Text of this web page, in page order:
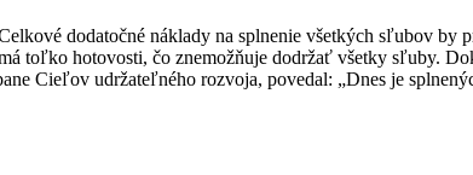
dodatočné náklady na splnenie všetkých sľubov
toľko hotovosti, čo znemožňuje dodržať všetky sľuby.
Cieľov udržateľného rozvoja, povedal: „Dnes je